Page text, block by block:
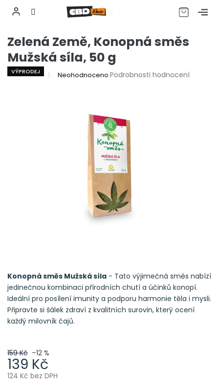
na
obsah
CZK
Zelená Země, Konopná směs
Mužská síla, 50 g
VÝPRODEJ
Průměrné
hvězdiček.
Neohodnoceno Podrobnosti hodnocení
159 Kč –12 %
139 Kč
124 Kč bez DPH
Konopná směs Mužská síla - Tato výjimečná směs nabízí
jedinečnou kombinaci přírodních chutí a účinků konopí.
Ideální pro posílení imunity a podporu harmonie těla i mysli.
Připravte si šálek zdraví z kvalitních surovin, který ocení
každý milovník čajů.